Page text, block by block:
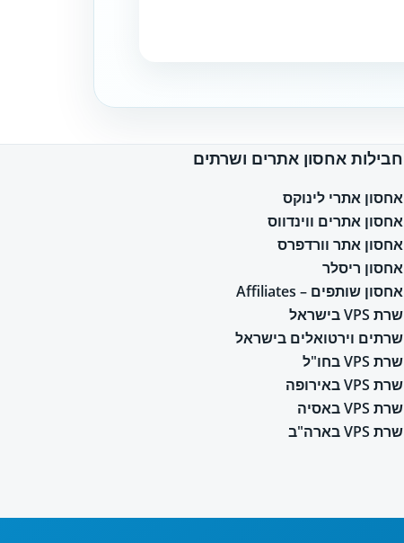
חבילות אחסון אתרים ושרתים
אחסון אתרי לינוקס
אחסון אתרים ווינדווס
אחסון אתר וורדפרס
אחסון ריסלר
אחסון שותפים – Affiliates
שרת VPS בישראל
שרתים וירטואלים בישראל
שרת VPS בחו"ל
שרת VPS באירופה
שרת VPS באסיה
שרת VPS בארה"ב